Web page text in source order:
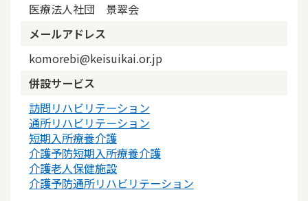
医療法人社団 景翠会
メールアドレス
komorebi@keisuikai.or.jp
併設サービス
訪問リハビリテーション
通所リハビリテーション
短期入所療養介護
介護予防短期入所療養介護
介護老人保健施設
介護予防通所リハビリテーション